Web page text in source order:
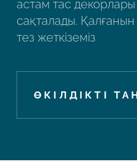
астам тас
сақталады.
тез жеткіземіз
ӨКІЛДІКТІ